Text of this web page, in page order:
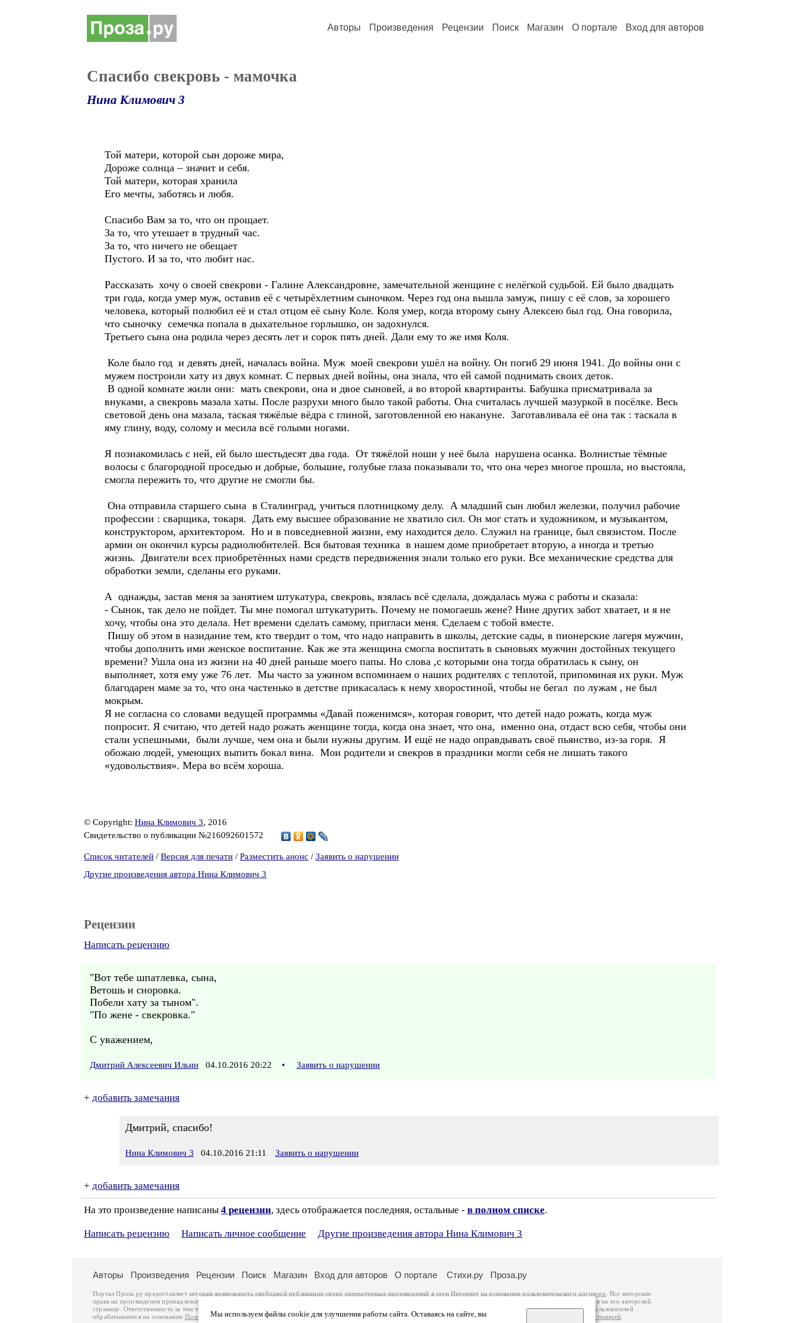
Авторы Произведения Рецензии Поиск Магазин О портале Вход для авторов
Спасибо свекровь - мамочка
Нина Климович 3
Той матери, которой сын дороже мира,
Дороже солнца – значит и себя.
Той матери, которая хранила
Его мечты, заботясь и любя.
Спасибо Вам за то, что он прощает.
За то, что утешает в трудный час.
За то, что ничего не обещает
Пустого. И за то, что любит нас.
Рассказать хочу о своей свекрови - Галине Александровне, замечательной женщине с нелёгкой судьбой. Ей было двадцать
три года, когда умер муж, оставив её с четырёхлетним сыночком. Через год она вышла замуж, пишу с её слов, за хорошего
человека, который полюбил её и стал отцом её сыну Коле. Коля умер, когда второму сыну Алексею был год. Она говорила,
что сыночку семечка попала в дыхательное горлышко, он задохнулся.
Третьего сына она родила через десять лет и сорок пять дней. Дали ему то же имя Коля.
Коле было год и девять дней, началась война. Муж моей свекрови ушёл на войну. Он погиб 29 июня 1941. До войны они с
мужем построили хату из двух комнат. С первых дней войны, она знала, что ей самой поднимать своих деток.
В одной комнате жили они: мать свекрови, она и двое сыновей, а во второй квартиранты. Бабушка присматривала за
внуками, а свекровь мазала хаты. После разрухи много было такой работы. Она считалась лучшей мазуркой в посёлке. Весь
световой день она мазала, таская тяжёлые вёдра с глиной, заготовленной ею накануне. Заготавливала её она так : таскала в
яму глину, воду, солому и месила всё голыми ногами.
Я познакомилась с ней, ей было шестьдесят два года. От тяжёлой ноши у неё была нарушена осанка. Волнистые тёмные
волосы с благородной проседью и добрые, большие, голубые глаза показывали то, что она через многое прошла, но выстояла,
смогла пережить то, что другие не смогли бы.
Она отправила старшего сына в Сталинград, учиться плотницкому делу. А младший сын любил железки, получил рабочие
профессии : сварщика, токаря. Дать ему высшее образование не хватило сил. Он мог стать и художником, и музыкантом,
конструктором, архитектором. Но и в повседневной жизни, ему находится дело. Служил на границе, был связистом. После
армии он окончил курсы радиолюбителей. Вся бытовая техника в нашем доме приобретает вторую, а иногда и третью
жизнь. Двигатели всех приобретённых нами средств передвижения знали только его руки. Все механические средства для
обработки земли, сделаны его руками.
А однажды, застав меня за занятием штукатура, свекровь, взялась всё сделала, дождалась мужа с работы и сказала:
- Сынок, так дело не пойдет. Ты мне помогал штукатурить. Почему не помогаешь жене? Нине других забот хватает, и я не
хочу, чтобы она это делала. Нет времени сделать самому, пригласи меня. Сделаем с тобой вместе.
Пишу об этом в назидание тем, кто твердит о том, что надо направить в школы, детские сады, в пионерские лагеря мужчин,
чтобы дополнить ими женское воспитание. Как же эта женщина смогла воспитать в сыновьях мужчин достойных текущего
времени? Ушла она из жизни на 40 дней раньше моего папы. Но слова ,с которыми она тогда обратилась к сыну, он
выполняет, хотя ему уже 76 лет. Мы часто за ужином вспоминаем о наших родителях с теплотой, припоминая их руки. Муж
благодарен маме за то, что она частенько в детстве прикасалась к нему хворостиной, чтобы не бегал по лужам , не был
мокрым.
Я не согласна со словами ведущей программы «Давай поженимся», которая говорит, что детей надо рожать, когда муж
попросит. Я считаю, что детей надо рожать женщине тогда, когда она знает, что она, именно она, отдаст всю себя, чтобы они
стали успешными, были лучше, чем она и были нужны другим. И ещё не надо оправдывать своё пьянство, из-за горя. Я
обожаю людей, умеющих выпить бокал вина. Мои родители и свекров в праздники могли себя не лишать такого
«удовольствия». Мера во всём хороша.
© Copyright: Нина Климович 3, 2016
Свидетельство о публикации №216092601572
Список читателей / Версия для печати / Разместить анонс / Заявить о нарушении
Другие произведения автора Нина Климович 3
Рецензии
Написать рецензию
"Вот тебе шпатлевка, сына,
Ветошь и сноровка.
Побели хату за тыном".
"По жене - свекровка."
С уважением,
Дмитрий Алексеевич Ильин 04.10.2016 20:22 • Заявить о нарушении
+ добавить замечания
Дмитрий, спасибо!
Нина Климович 3 04.10.2016 21:11 Заявить о нарушении
+ добавить замечания
На это произведение написаны 4 рецензии, здесь отображается последняя, остальные - в полном списке.
Написать рецензию Написать личное сообщение Другие произведения автора Нина Климович 3
Мы используем файлы cookie для улучшения работы сайта. Оставаясь на сайте, вы
Авторы Произведения Рецензии Поиск Магазин Вход для авторов О портале Стихи.ру Проза.ру
Портал Проза.ру предоставляет авторам возможность свободной публикации своих литературных произведений в сети Интернет на основаниипользовательского договора
. Все авторские
права на произведения принадлежат авторам и охраняются
. Перепечатка произведений возможна только с согласия его автора, к которому вы можете обратиться на его авторской
странице. Ответственность за тексты произведений авторы несут самостоятельно на основании
законодательства Российской Федерации. Данные пользователей
обрабатываются на основании Политики обработки персональных данных. Вы также можете посмотреть более подробнуюинформацию о портале связаться с администрацией